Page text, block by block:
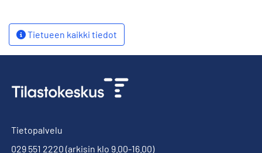
Tietueen kaikki tiedot
Tietopalvelu
029 551 2220 (arkisin klo 9.00-16.00)